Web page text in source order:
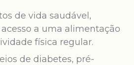
de vida saudável,
a uma alimentação
física regular.
de diabetes, pré-